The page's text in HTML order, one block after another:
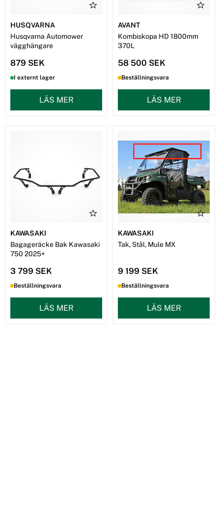
HUSQVARNA
Husqvarna Automower
vägghängare
879 SEK
I externt lager
LÄS MER
AVANT
Kombiskopa HD 1800mm
370L
58 500 SEK
Beställningsvara
LÄS MER
KAWASAKI
Bagageräcke Bak Kawasaki
750 2025+
3 799 SEK
Beställningsvara
LÄS MER
KAWASAKI
Tak, Stål, Mule MX
9 199 SEK
Beställningsvara
LÄS MER